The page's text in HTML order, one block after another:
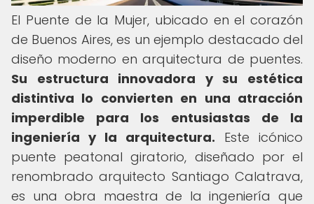
El Puente de la Mujer, ubicado en el corazón
de Buenos Aires, es un ejemplo destacado del
diseño moderno en arquitectura de puentes.
Su estructura innovadora y su estética
distintiva lo convierten en una atracción
imperdible para los entusiastas de la
ingeniería y la arquitectura. Este icónico
puente peatonal giratorio, diseñado por el
renombrado arquitecto Santiago Calatrava,
es una obra maestra de la ingeniería que